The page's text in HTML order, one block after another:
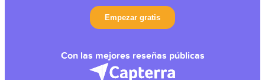
Con las mejores reseñas públicas